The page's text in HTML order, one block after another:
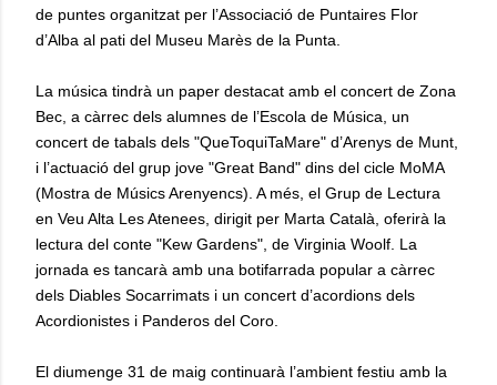
de puntes organitzat per l’Associació de Puntaires Flor
d’Alba al pati del Museu Marès de la Punta.
La música tindrà un paper destacat amb el concert de Zona
Bec, a càrrec dels alumnes de l’Escola de Música, un
concert de tabals dels "QueToquiTaMare" d’Arenys de Munt,
i l’actuació del grup jove "Great Band" dins del cicle MoMA
(Mostra de Músics Arenyencs). A més, el Grup de Lectura
en Veu Alta Les Atenees, dirigit per Marta Català, oferirà la
lectura del conte "Kew Gardens", de Virginia Woolf. La
jornada es tancarà amb una botifarrada popular a càrrec
dels Diables Socarrimats i un concert d’acordions dels
Acordionistes i Panderos del Coro.
El diumenge 31 de maig continuarà l’ambient festiu amb la